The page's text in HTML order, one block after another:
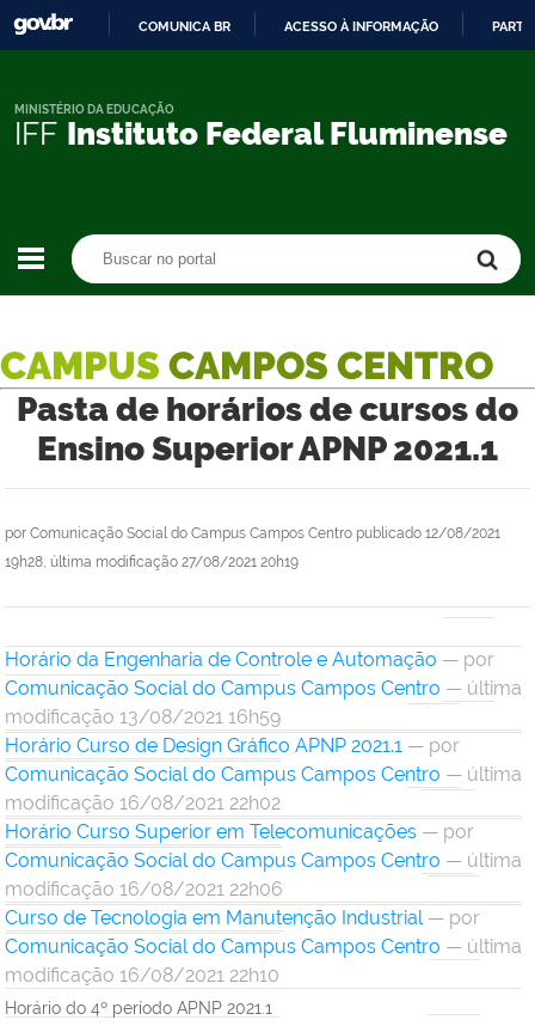
CONTEÚDO
COMUNICA BR ACESSO À INFORMAÇÃO
IFF Instituto Federal Fluminense
MINISTÉRIO DA EDUCAÇÃO
CAMPUS CAMPOS CENTRO
Pasta de horários de cursos do
Ensino Superior APNP 2021.1
por Comunicação Social do Campus Campos Centro publicado 12/08/2021
19h28, última modificação 27/08/2021 20h19
Horário da Engenharia de Controle e Automação — por
Comunicação Social do Campus Campos Centro — última
modificação 13/08/2021 16h59
Horário Curso de Design Gráfico APNP 2021.1 — por
Comunicação Social do Campus Campos Centro — última
modificação 16/08/2021 22h02
Horário Curso Superior em Telecomunicações — por
Comunicação Social do Campus Campos Centro — última
modificação 16/08/2021 22h06
Curso de Tecnologia em Manutenção Industrial — por
Comunicação Social do Campus Campos Centro — última
modificação 16/08/2021 22h10
Horário do 4º período APNP 2021.1